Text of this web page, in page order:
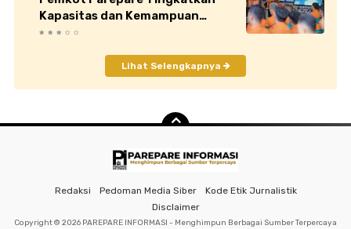
Kapasitas dan Kemampuan
Manajerial TRC BPBD
Lihat Selengkapnya
Redaksi Pedoman Media Siber
Kode Etik Jurnalistik
Disclaimer
Copyright © 2026 PAREPARE INFORMASI - Menghimpun Berbagai Sumber Terpercaya